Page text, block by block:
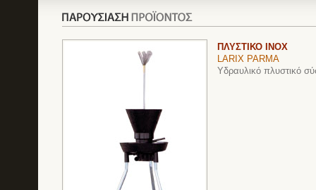
ΠΛΥΣΤΙΚΟ INOX
LARIX PARMA
Υδραυλικό πλυστικό